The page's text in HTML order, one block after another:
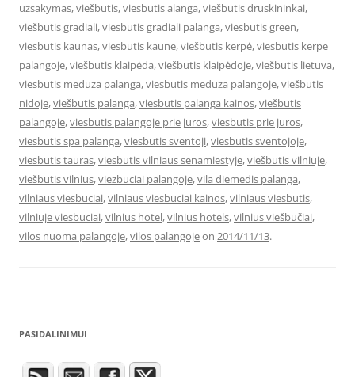
uzsakymas,viešbutis,viesbutis alanga,viešbutis druskininkai,
viešbutis gradiali,viesbutis gradiali palanga,viesbutis green,
viesbutis kaunas,viesbutis kaune,viešbutis kerpė,viesbutis kerpe
palangoje,viešbutis klaipėda,viešbutis klaipėdoje,viešbutis lietuva,
viesbutis meduza palanga,viesbutis meduza palangoje,viešbutis
nidoje,viešbutis palanga,viesbutis palanga kainos,viešbutis
palangoje,viesbutis palangoje prie juros,viesbutis prie juros,
viesbutis spa palanga,viesbutis sventoji,viesbutis sventojoje,
viesbutis tauras,viesbutis vilniaus senamiestyje,viešbutis vilniuje,
viešbutis vilnius,viezbuciai palangoje,vila diemedis palanga,
vilniaus viesbuciai,vilniaus viesbuciai kainos,vilniaus viesbutis,
vilniuje viesbuciai,vilnius hotel,vilnius hotels,vilnius viešbučiai,
vilos nuoma palangoje,vilos palangojeon 2014/11/13.
PASIDALINIMUI